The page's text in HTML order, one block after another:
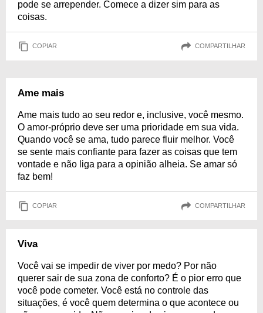
pode se arrepender. Comece a dizer sim para as
coisas.
COPIAR COMPARTILHAR
Ame mais
Ame mais tudo ao seu redor e, inclusive, você mesmo.
O amor-próprio deve ser uma prioridade em sua vida.
Quando você se ama, tudo parece fluir melhor. Você
se sente mais confiante para fazer as coisas que tem
vontade e não liga para a opinião alheia. Se amar só
faz bem!
COPIAR COMPARTILHAR
Viva
Você vai se impedir de viver por medo? Por não
querer sair de sua zona de conforto? É o pior erro que
você pode cometer. Você está no controle das
situações, é você quem determina o que acontece ou